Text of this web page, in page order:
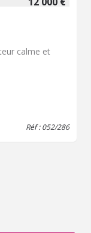
calme et
Réf : 052/286